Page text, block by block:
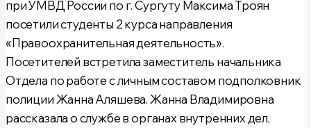
при УМВД России по г. СургутуМаксима Троян
посетили студенты 2 курса направления
«Правоохранительная деятельность».
Посетителей встретила заместитель начальника
Отдела по работе с личным составом подполковник
полиции Жанна Аляшева. Жанна Владимировна
рассказала о службе в органах внутренних дел,